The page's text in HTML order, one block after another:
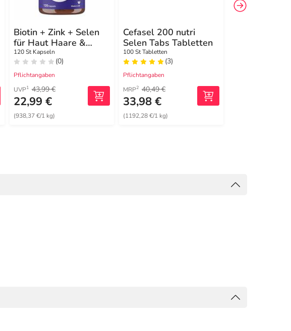
Biotin + Zink + Selen
für Haut Haare &
Nägel Kapseln
120 St Kapseln
(0)
Pflichtangaben
UVP1 43,99 €
22,99 €
(938,37 €/1 kg)
Cefasel 200 nutri
Selen Tabs Tabletten
100 St Tabletten
(3)
Pflichtangaben
MRP2 40,49 €
33,98 €
(1192,28 €/1 kg)